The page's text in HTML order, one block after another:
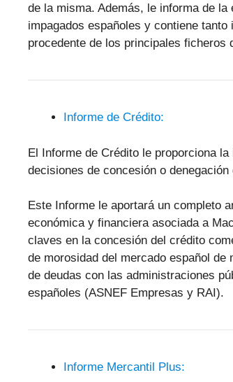
de la misma. Además, le informa de
impagados españoles y contiene
procedente de los principales ficheros
Informe de Crédito:
El Informe de Crédito le proporciona
decisiones de concesión o
Este Informe le aportará un completo
económica y financiera asociada a
claves en la concesión del crédito
de morosidad del mercado español
de deudas con las administraciones
españoles (ASNEF Empresas y RAI).
Informe Mercantil Plus: